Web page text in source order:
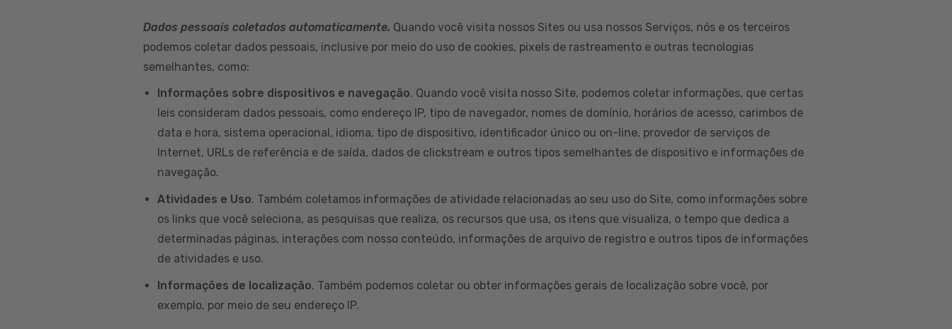
Dados pessoais coletados automaticamente. Quando você visita nossos Sites ou usa nossos Serviços, nós e os terceiros
podemos coletar dados pessoais, inclusive por meio do uso de cookies, pixels de rastreamento e outras tecnologias
semelhantes, como:
Informações sobre dispositivos e navegação. Quando você visita nosso Site, podemos coletar informações, que certas
leis consideram dados pessoais, como endereço IP, tipo de navegador, nomes de domínio, horários de acesso, carimbos de
data e hora, sistema operacional, idioma, tipo de dispositivo, identificador único ou on-line, provedor de serviços de
Internet, URLs de referência e de saída, dados de clickstream e outros tipos semelhantes de dispositivo e informações de
navegação.
Atividades e Uso. Também coletamos informações de atividade relacionadas ao seu uso do Site, como informações sobre
os links que você seleciona, as pesquisas que realiza, os recursos que usa, os itens que visualiza, o tempo que dedica a
determinadas páginas, interações com nosso conteúdo, informações de arquivo de registro e outros tipos de informações
de atividades e uso.
Informações de localização. Também podemos coletar ou obter informações gerais de localização sobre você, por
exemplo, por meio de seu endereço IP.